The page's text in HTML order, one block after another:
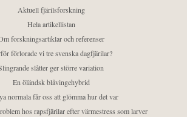
Aktuell fjärilsforskning
Hela artikellistan
forskningsartiklar och referenser
förlorade vi tre svenska dagfjärilar?
slåtter ger större variation
En öländsk blåvingehybrid
normala får oss att glömma hur det var
hos rapsfjärilar efter värmestress som larver